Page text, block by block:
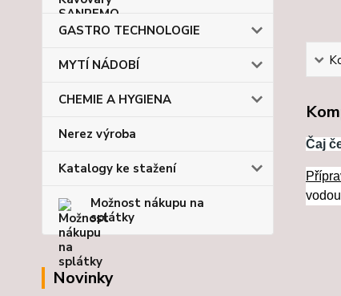
GASTRO TECHNOLOGIE
MYTÍ NÁDOBÍ
CHEMIE A HYGIENA
Nerez výroba
Katalogy ke stažení
Možnost nákupu na
splátky
Novinky
Čaj